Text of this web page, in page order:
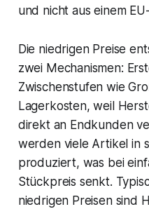
und nicht aus einem
Die niedrigen Preise
zwei Mechanismen:
Zwischenstufen wie
Lagerkosten, weil
direkt an Endkunden
werden viele Artikel in
produziert, was bei
Stückpreis senkt.
niedrigen Preisen sind